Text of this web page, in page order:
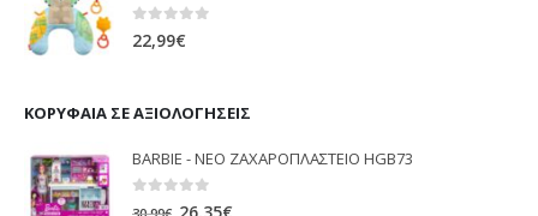
0 out of 5
22,99€
ΚΟΡΥΦΑΊΑ ΣΕ ΑΞΙΟΛΟΓΉΣΕΙΣ
BARBIE - NEO ΖΑΧΑΡΟΠΛΑΣΤΕΙΟ HGB73
out of 5Original